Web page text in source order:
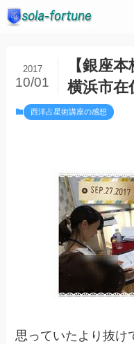
【銀座
横浜市
2017
10/01
西洋占星術講座の感想
思っていたより抜け